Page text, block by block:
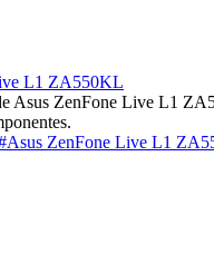
L1 ZA550KL
Asus ZenFone Live L1
ZenFone Live L1